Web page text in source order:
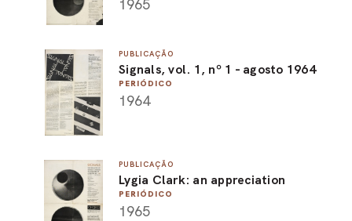
1965
PUBLICAÇÃO
Signals, vol. 1, nº 1 - agosto 1964
PERIÓDICO
1964
PUBLICAÇÃO
Lygia Clark: an appreciation
PERIÓDICO
1965